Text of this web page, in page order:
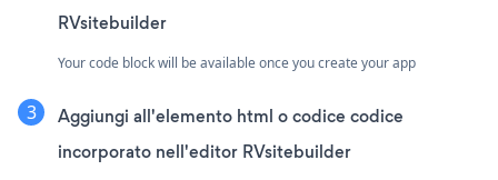
RVsitebuilder
Your code block will be available once you create your app
Aggiungi all'elemento html o codice codice
incorporato nell'editor RVsitebuilder